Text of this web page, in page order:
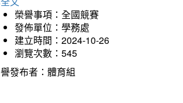
榮譽事項：全國競賽
發佈單位：學務處
建立時間：2024-10-26
瀏覽次數：545
發布者：體育組